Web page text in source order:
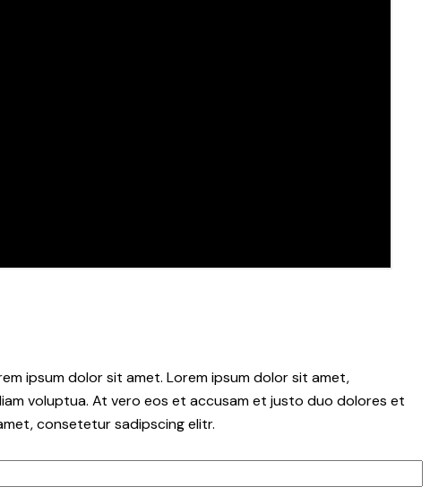
ipsum dolor sit amet. Lorem ipsum dolor sit amet,
voluptua. At vero eos et accusam et justo duo dolores et
consetetur sadipscing elitr.